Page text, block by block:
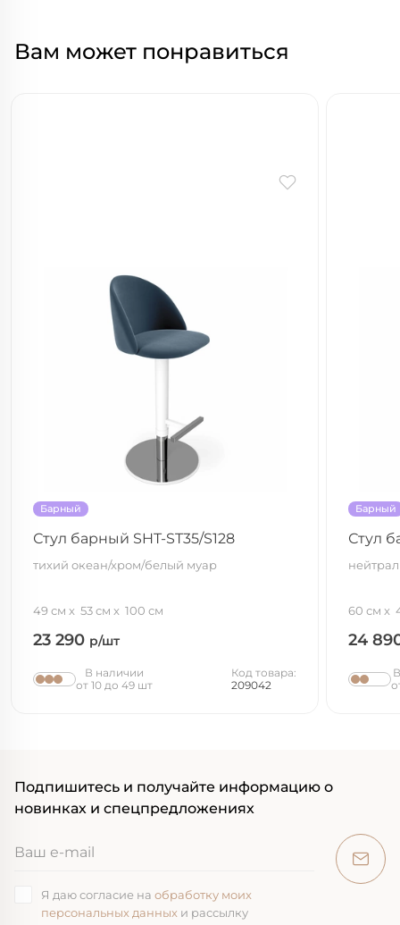
Вам может понравиться
Барный
Стул барный SHT-ST35/S128
тихий океан/хром/белый муар
49 см 53 см 100 см
23 290 р/шт
В наличии
от 10 до 49 шт
Код товара:
209042
Барный
Стул
60 см
24
Подпишитесь и получайте информацию о
новинках и спецпредложениях
Я даю согласие на обработку моих
персональных данных и рассылку